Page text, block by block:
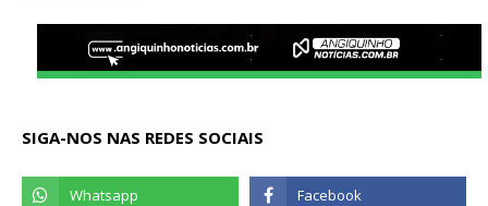
SIGA-NOS NAS REDES SOCIAIS